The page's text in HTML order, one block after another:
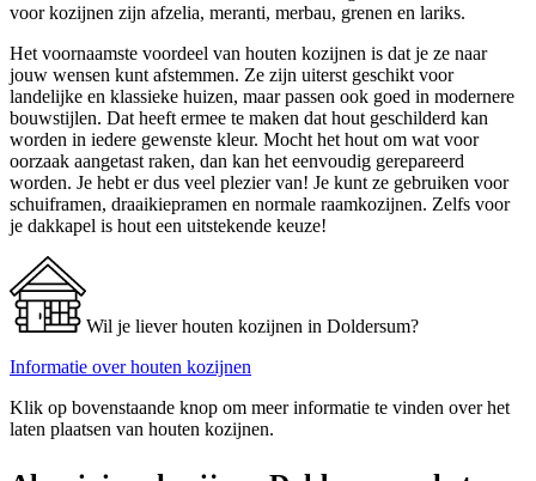
voor kozijnen zijn afzelia, meranti, merbau, grenen en lariks.
Het voornaamste voordeel van houten kozijnen is dat je ze naar
jouw wensen kunt afstemmen. Ze zijn uiterst geschikt voor
landelijke en klassieke huizen, maar passen ook goed in modernere
bouwstijlen. Dat heeft ermee te maken dat hout geschilderd kan
worden in iedere gewenste kleur. Mocht het hout om wat voor
oorzaak aangetast raken, dan kan het eenvoudig gerepareerd
worden. Je hebt er dus veel plezier van! Je kunt ze gebruiken voor
schuiframen, draaikiepramen en normale raamkozijnen. Zelfs voor
je dakkapel is hout een uitstekende keuze!
Wil je liever houten kozijnen in Doldersum?
Informatie over houten kozijnen
Klik op bovenstaande knop om meer informatie te vinden over het
laten plaatsen van houten kozijnen.